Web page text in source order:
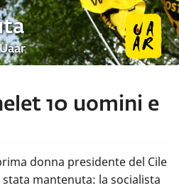
10 uomini e
donna presidente del Cile
mantenuta: la socialista